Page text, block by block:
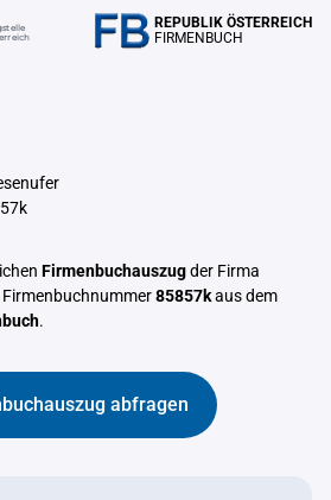
REPUBLIK ÖSTERREICH
FIRMENBUCH
Firmenbuchauszugder Firma
Firmenbuchnummer85857kaus dem
.
abfragen